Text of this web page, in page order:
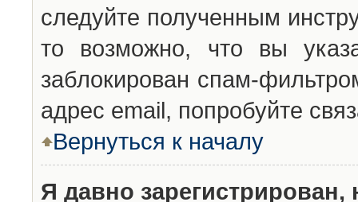
следуйте полученным
то возможно, что вы
заблокирован спам-
адрес email, попробуйте
Вернуться к началу
Я давно